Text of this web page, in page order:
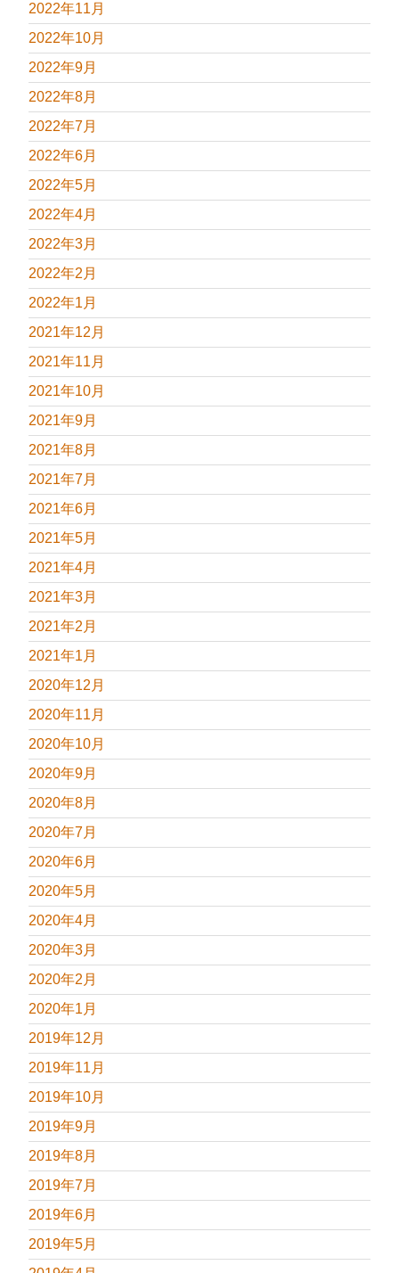
2022年11月
2022年10月
2022年9月
2022年8月
2022年7月
2022年6月
2022年5月
2022年4月
2022年3月
2022年2月
2022年1月
2021年12月
2021年11月
2021年10月
2021年9月
2021年8月
2021年7月
2021年6月
2021年5月
2021年4月
2021年3月
2021年2月
2021年1月
2020年12月
2020年11月
2020年10月
2020年9月
2020年8月
2020年7月
2020年6月
2020年5月
2020年4月
2020年3月
2020年2月
2020年1月
2019年12月
2019年11月
2019年10月
2019年9月
2019年8月
2019年7月
2019年6月
2019年5月